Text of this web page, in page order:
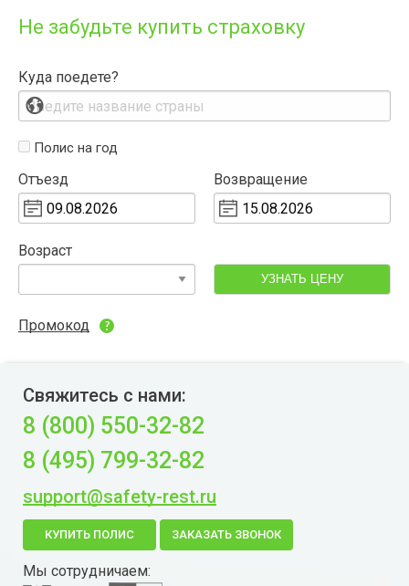
Не забудьте купить страховку
Куда поедете?
Полис на год
Отъезд Возвращение
Возраст
УЗНАТЬ ЦЕНУ
Промокод
Свяжитесь с нами:
8 (800) 550-32-82
8 (495) 799-32-82
support@safety-rest.ru
КУПИТЬ ПОЛИС ЗАКАЗАТЬ ЗВОНОК
Мы сотрудничаем: